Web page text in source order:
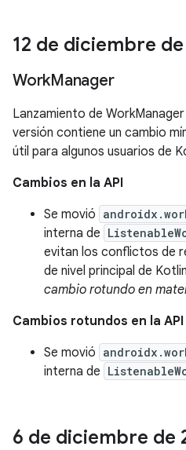
12 de diciembre de
WorkManager
Lanzamiento de WorkManager
versión contiene un cambio
útil para algunos usuarios de
Cambios en la API
Se movió
interna de
evitan los conflictos de
de nivel principal de Kotlin
cambio rotundo en
Cambios rotundos en la API
Se movió
interna de
6 de diciembre de